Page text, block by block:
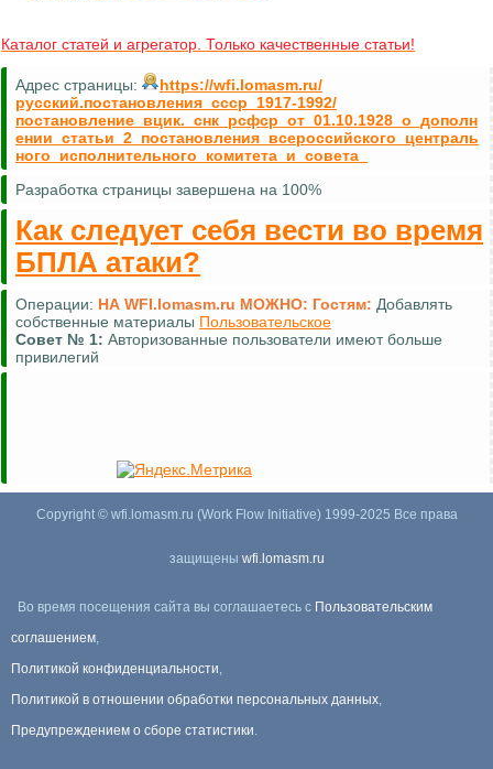
Каталог статей и агрегатор. Только качественные статьи!
Адрес страницы:
https://wfi.lomasm.ru/
русский.постановления_ссср_1917-1992/
постановление_вцик._снк_рсфср_от_01.10.1928_о_дополн
ении_статьи_2_постановления_всероссийского_централь
ного_исполнительного_комитета_и_совета_
Разработка страницы завершена на 100%
Как следует себя вести во время
БПЛА атаки?
Операции: НА WFI.lomasm.ru МОЖНО: Гостям: Добавлять
собственные материалы Пользовательское
Совет № 1: Авторизованные пользователи имеют больше
привилегий
Copyright © wfi.lomasm.ru (Work Flow Initiative) 1999-2025 Все права
защищены wfi.lomasm.ru
Во время посещения сайта вы соглашаетесь с Пользовательским
соглашением,
Политикой конфиденциальности,
Политикой в отношении обработки персональных данных,
Предупреждением о сборе статистики.